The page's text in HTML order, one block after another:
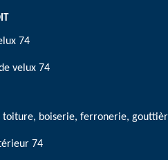
74
velux 74
boiserie, ferronerie,
74